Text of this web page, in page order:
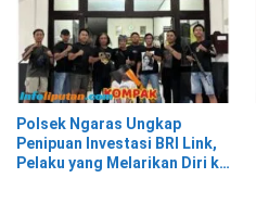
Polsek Ngaras Ungkap
Penipuan Investasi BRI Link,
Pelaku yang Melarikan Diri ke